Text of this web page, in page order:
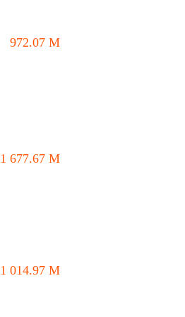
972.07 M
1 677.67 M
1 014.97 M